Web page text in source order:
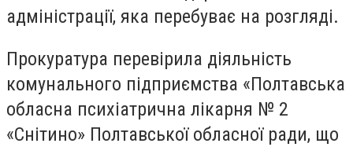
адміністрації, яка перебуває на розгляді.
Прокуратура перевірила діяльність
комунального підприємства «Полтавська
обласна психіатрична лікарня № 2
«Снітино» Полтавської обласної ради, що